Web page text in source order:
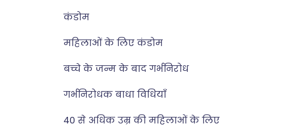
कंडोम
महिलाओं के लिए कंडोम
बच्चे के जन्म के बाद गर्भनिरोध
गर्भनिरोधक बाधा विधियाँ
40 से अधिक उम्र की महिलाओं के लिए